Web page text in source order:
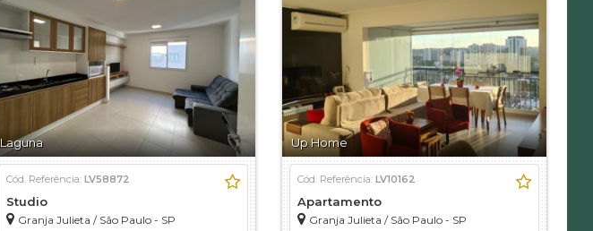
Laguna
Studio
Granja Julieta / São Paulo - SP
Cód. Referência: LV58872
Up Home
Apartamento
Granja Julieta / São Paulo - SP
Cód. Referência: LV10162